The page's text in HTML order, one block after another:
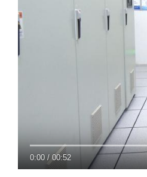
0:00 /00:52